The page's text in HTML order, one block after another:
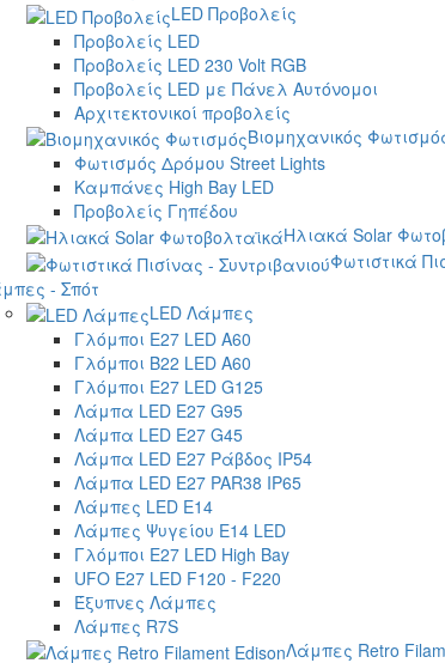
LED Προβολείς
Προβολείς LED
Προβολείς LED 230 Volt RGB
Προβολείς LED με Πάνελ Αυτόνομοι
Αρχιτεκτονικοί προβολείς
Βιομηχανικός
Φωτισμός Δρόμου Street Lights
Καμπάνες High Bay LED
Προβολείς Γηπέδου
Ηλιακά Solar
Φωτιστικά
- Σπότ
LED Λάμπες
Γλόμποι E27 LED A60
Γλόμποι B22 LED A60
Γλόμποι E27 LED G125
Λάμπα LED E27 G95
Λάμπα LED E27 G45
Λάμπα LED E27 Ράβδος IP54
Λάμπα LED E27 PAR38 IP65
Λάμπες LED E14
Λάμπες Ψυγείου E14 LED
Γλόμποι E27 LED High Bay
UFO E27 LED F120 - F220
Έξυπνες Λάμπες
Λάμπες R7S
Λάμπες Retro